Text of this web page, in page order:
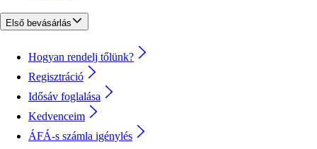
Első bevásárlás
Hogyan rendelj tőlünk?
Regisztráció
Idősáv foglalása
Kedvenceim
ÁFÁ-s számla igénylés